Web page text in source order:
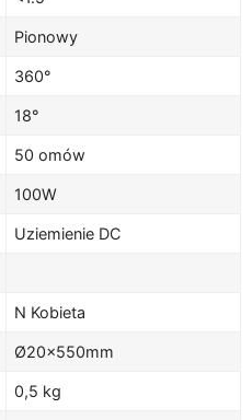
Pionowy
360°
18°
50 omów
100W
Uziemienie DC
N Kobieta
Ø20×550mm
0,5 kg